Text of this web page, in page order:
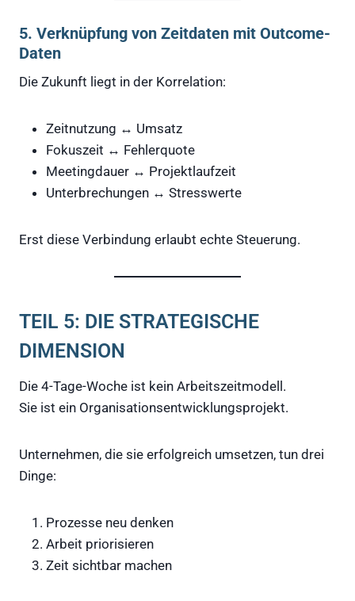
5. Verknüpfung von Zeitdaten mit Outcome-
Daten
Die Zukunft liegt in der Korrelation:
Zeitnutzung ↔ Umsatz
Fokuszeit ↔ Fehlerquote
Meetingdauer ↔ Projektlaufzeit
Unterbrechungen ↔ Stresswerte
Erst diese Verbindung erlaubt echte Steuerung.
TEIL 5: DIE STRATEGISCHE
DIMENSION
Die 4-Tage-Woche ist kein Arbeitszeitmodell.
Sie ist ein Organisationsentwicklungsprojekt.
Unternehmen, die sie erfolgreich umsetzen, tun drei
Dinge:
Prozesse neu denken
Arbeit priorisieren
Zeit sichtbar machen